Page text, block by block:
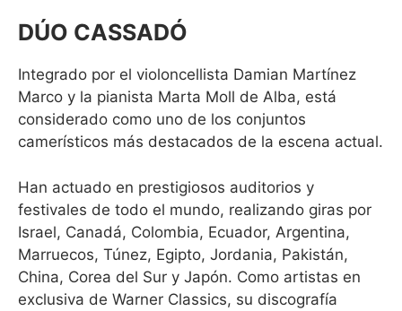
DÚO CASSADÓ
Integrado por el violoncellista Damian Martínez
Marco y la pianista Marta Moll de Alba, está
considerado como uno de los conjuntos
camerísticos más destacados de la escena actual.
Han actuado en prestigiosos auditorios y
festivales de todo el mundo, realizando giras por
Israel, Canadá, Colombia, Ecuador, Argentina,
Marruecos, Túnez, Egipto, Jordania, Pakistán,
China, Corea del Sur y Japón. Como artistas en
exclusiva de Warner Classics, su discografía